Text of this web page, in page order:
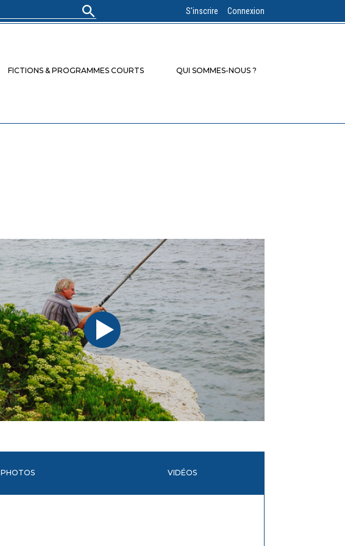
S'inscrire Connexion
FICTIONS & PROGRAMMES COURTS QUI SOMMES-NOUS ?
PHOTOS VIDÉOS